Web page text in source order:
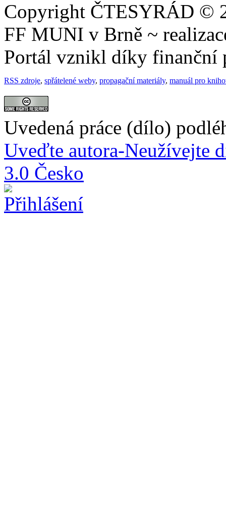
Copyright ČTESYRÁD ©
FF MUNI v Brně ~
Portál vznikl díky finanční
RSS zdroje, spřátelené weby, propagační materiály, manuál pro
Uvedená práce (dílo)
Uveďte autora-Neužívejte
3.0 Česko